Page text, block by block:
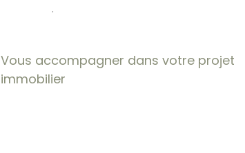
.
Vous accompagner dans votre projet
immobilier